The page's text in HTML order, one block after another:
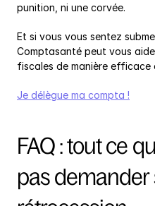
punition, ni une corvée.
Et si vous vous sentez
Comptasanté peut vous
fiscales de manière efficace
Je délègue ma compta !
FAQ : tout ce
pas demander